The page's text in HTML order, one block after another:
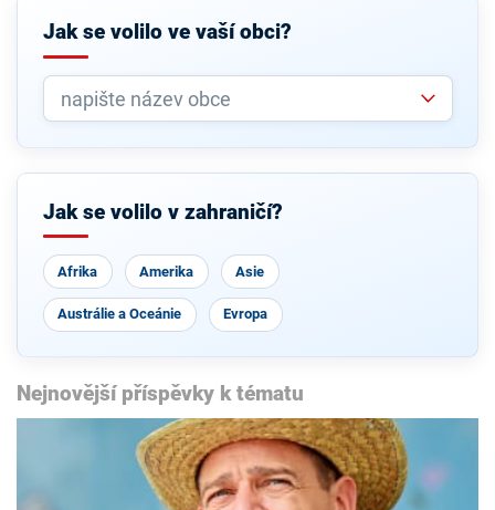
Jak se volilo ve vaší obci?
Jak se volilo v zahraničí?
Afrika Amerika Asie
Austrálie a Oceánie Evropa
Nejnovější příspěvky k tématu